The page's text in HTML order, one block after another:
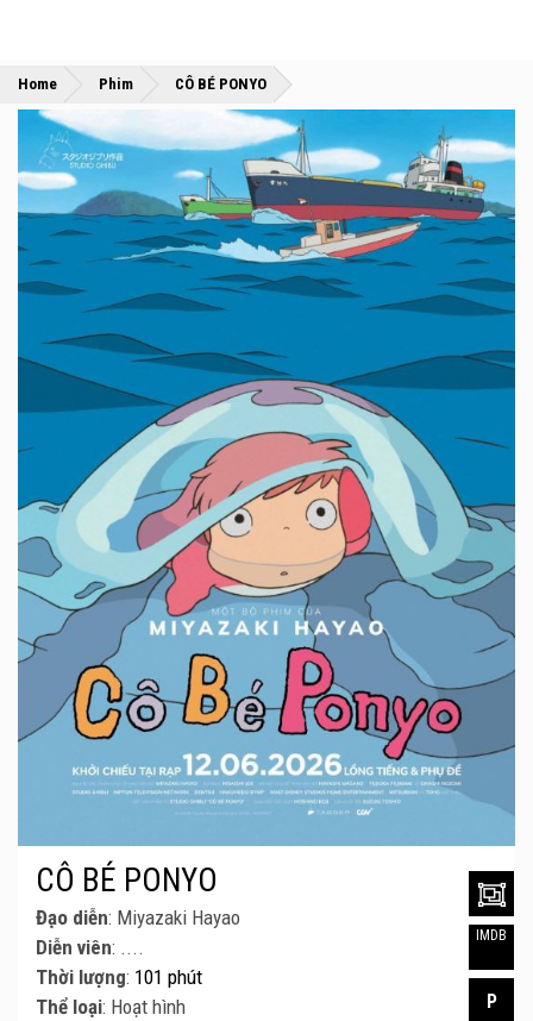
Home »
Phim »
CÔ BÉ PONYO
CÔ BÉ PONYO
Đạo diễn: Miyazaki Hayao
Diễn viên: ....
Thời lượng: 101 phút
Thể loại: Hoạt hình
IMDB
P